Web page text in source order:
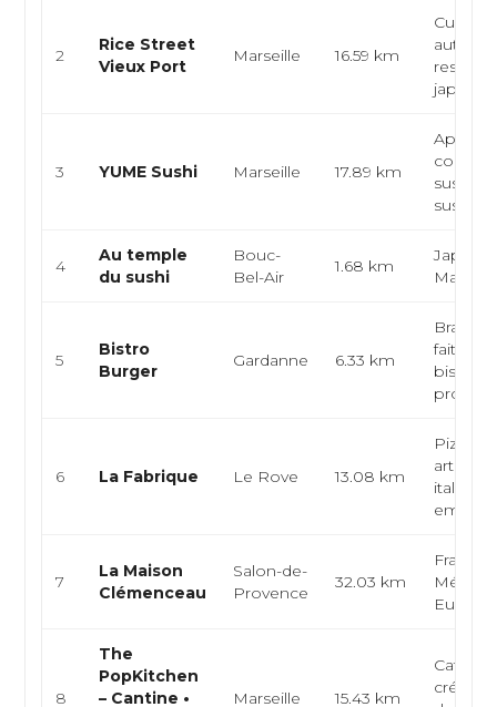
2
Rice Street
Vieux Port
Marseille 16.59 km
Cuisine
3 YUME Sushi Marseille 17.89 km
sushi
sushi,
4
Au temple
du sushi
Bouc-
Bel-Air
1.68 km
Maki
5
Bistro
Burger
Gardanne 6.33 km
fait
bistrot
pro...
6 La Fabrique Le Rove 13.08 km
Pizzeria
7
La Maison
Clémenceau
Salon-de-
Provence
32.03 km
8
The
PopKitchen
– Cantine •
Marseille 15.43 km
Café-